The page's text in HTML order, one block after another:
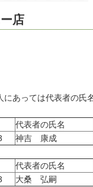
店
あっては代表者の氏
代表者の氏名
神吉 康成
代表者の氏名
大桑 弘嗣